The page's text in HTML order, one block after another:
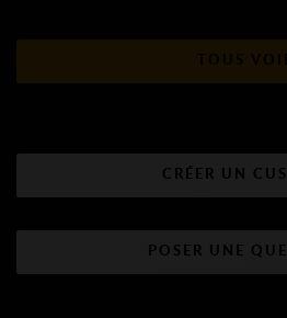
CRÉER UN
POSER UNE